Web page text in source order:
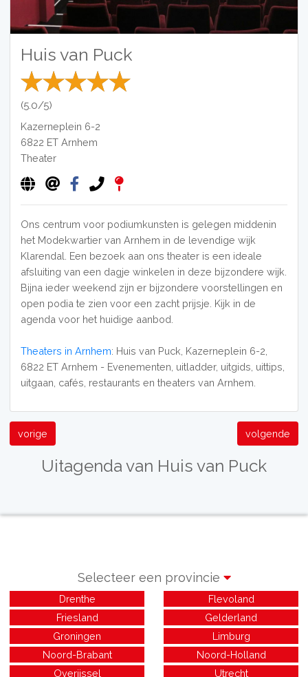
Huis van Puck
(5.0/5)
Kazerneplein 6-2
6822 ET Arnhem
Theater
Ons centrum voor podiumkunsten is gelegen middenin
het Modekwartier van Arnhem in de levendige wijk
Klarendal. Een bezoek aan ons theater is een ideale
afsluiting van een dagje winkelen in deze bijzondere wijk.
Bijna ieder weekend zijn er bijzondere voorstellingen en
open podia te zien voor een zacht prijsje. Kijk in de
agenda voor het huidige aanbod.
Theaters in Arnhem: Huis van Puck, Kazerneplein 6-2,
6822 ET Arnhem - Evenementen, uitladder, uitgids, uittips,
uitgaan, cafés, restaurants en theaters van Arnhem.
vorige volgende
Uitagenda van Huis van Puck
Selecteer een provincie
Drenthe
Flevoland
Friesland
Gelderland
Groningen
Limburg
Noord-Brabant
Noord-Holland
Overijssel
Utrecht